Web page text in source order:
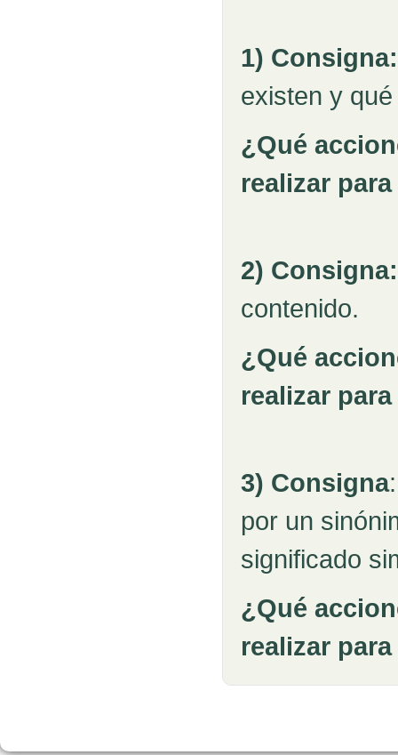
1) Consigna:
existen y
¿Qué
realizar
2) Consigna:
contenido.
¿Qué
realizar
3) Consigna
por un
significado
¿Qué
realizar